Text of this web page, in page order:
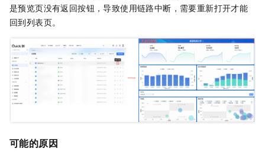
是预览页没有返回按钮，导致使用链路中断，需要重新打开才能
回到列表页。
可能的原因